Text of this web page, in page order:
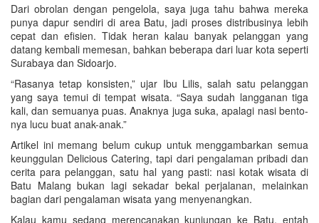
Dari obrolan dengan pengelola, saya juga tahu bahwa mereka
punya dapur sendiri di area Batu, jadi proses distribusinya lebih
cepat dan efisien. Tidak heran kalau banyak pelanggan yang
datang kembali memesan, bahkan beberapa dari luar kota seperti
Surabaya dan Sidoarjo.
“Rasanya tetap konsisten,” ujar Ibu Lilis, salah satu pelanggan
yang saya temui di tempat wisata. “Saya sudah langganan tiga
kali, dan semuanya puas. Anaknya juga suka, apalagi nasi bento-
nya lucu buat anak-anak.”
Artikel ini memang belum cukup untuk menggambarkan semua
keunggulan Delicious Catering, tapi dari pengalaman pribadi dan
cerita para pelanggan, satu hal yang pasti: nasi kotak wisata di
Batu Malang bukan lagi sekadar bekal perjalanan, melainkan
bagian dari pengalaman wisata yang menyenangkan.
Kalau kamu sedang merencanakan kunjungan ke Batu, entah